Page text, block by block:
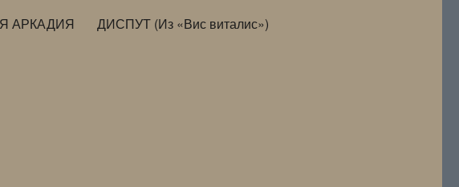
АРКАДИЯ ДИСПУТ (Из «Вис виталис»)